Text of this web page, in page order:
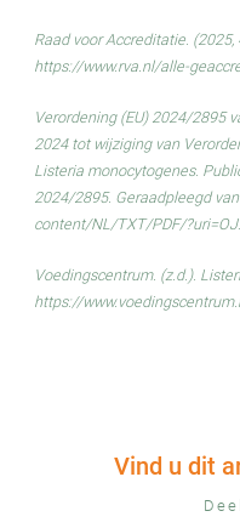
Raad voor Accreditatie.
https://www.rva.nl/alle-
Verordening (EU) 2024/2895
2024 tot wijziging van
Listeria monocytogenes.
2024/2895. Geraadpleegd
content/NL/TXT/PDF/
Voedingscentrum. (z.d.).
https://
Vind u dit